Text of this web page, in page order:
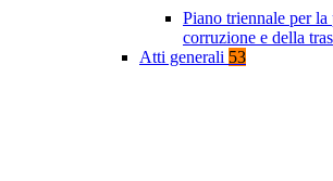
Piano triennale per
corruzione e della
Atti generali 53